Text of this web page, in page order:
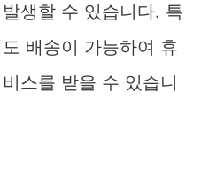
생할 수 있습니다. 특
배송이 가능하여 휴
스를 받을 수 있습니